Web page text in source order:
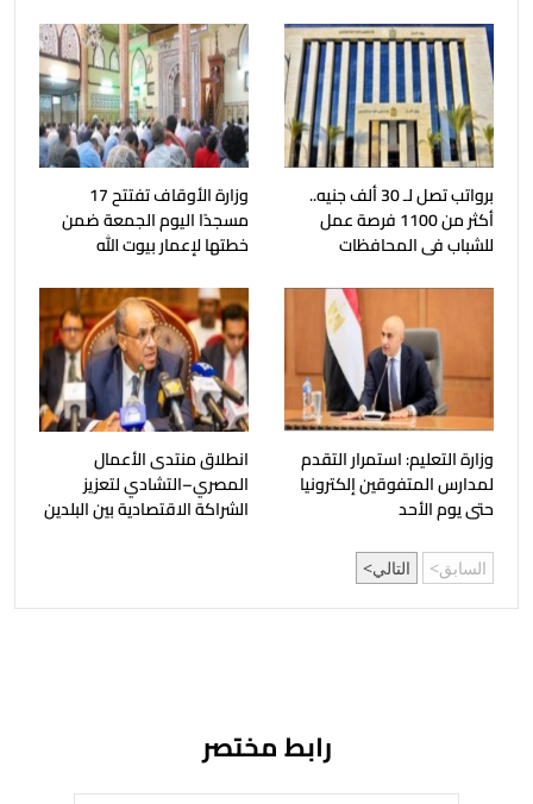
برواتب تصل لـ 30 ألف جنيه..
أكثر من 1100 فرصة عمل
للشباب فى المحافظات
وزارة الأوقاف تفتتح 17
مسجدًا اليوم الجمعة ضمن
خطتها لإعمار بيوت الله
وزارة التعليم: استمرار التقدم
لمدارس المتفوقين إلكترونيا
حتى يوم الأحد
انطلاق منتدى الأعمال
المصري–التشادي لتعزيز
الشراكة الاقتصادية بين البلدين
السابق التالي
رابط مختصر